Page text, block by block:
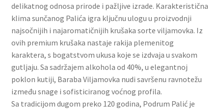
Poklon aranzmani izdvajamo
Slatki buketi
Pokloni
Pokloni za 8. mart
delikatnog odnosa prirode i pažljive izrade. Karakteristična
klima sunčanog Palića igra ključnu ulogu u proizvodnji
najsočnijih i najaromatičnijih krušaka sorte viljamovka. Iz
ovih premium krušaka nastaje rakija plemenitog
karaktera, s bogatstvom ukusa koje se izdvaja u svakom
gutljaju. Sa sadržajem alkohola od 40%, u elegantnoj
poklon kutiji, Baraba Viljamovka nudi savršenu ravnotežu
između snage i sofisticiranog voćnog profila.
Sa tradicijom dugom preko 120 godina, Podrum Palić je